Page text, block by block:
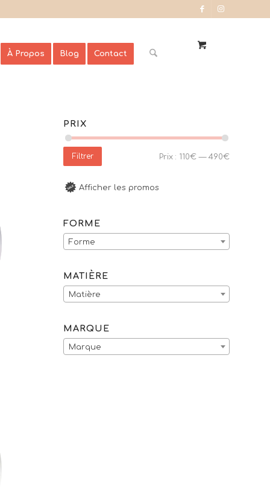
À Propos Blog Contact
PRIX
Filtrer Prix : 110€ — 490€
Afficher les promos
FORME
Forme
MATIÈRE
Matière
MARQUE
Marque